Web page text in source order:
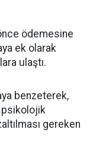
ödemesine
ek olarak
ulaştı.
benzeterek,
psikolojik
gereken